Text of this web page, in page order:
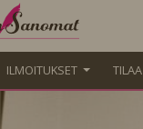
ILMOITUKSET